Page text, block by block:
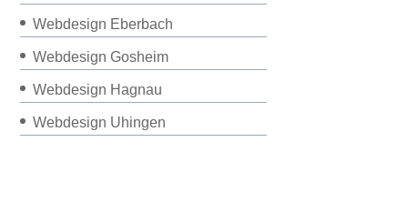
Webdesign Eberbach
Webdesign Gosheim
Webdesign Hagnau
Webdesign Uhingen